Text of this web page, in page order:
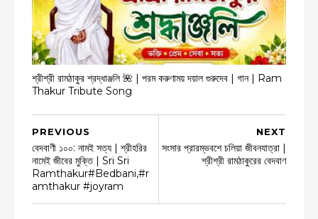
শ্রীশ্রী রামঠাকুর শ্রদ্ধাঞ্জলি 🌺 | পরম করুণাময় দয়াল গুরুদেব | গান | Ram
Thakur Tribute Song
NEXT
সংসার প্রারম্ভবশে চলিয়া জীবনযাত্রা |
শ্রীশ্রী রামঠাকুরের বেদবাণ
PREVIOUS
বেদবাণী ১০০: নামই সত্য | শ্রীহরির
নামেই জীবের মুক্তি | Sri Sri
Ramthakur#Bedbani,#r
amthakur #joyram